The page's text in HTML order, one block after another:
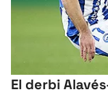
El derbi